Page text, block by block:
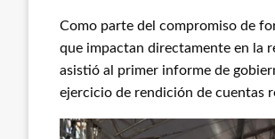
Como parte del compromiso de
que impactan directamente en la
asistió al primer informe de
ejercicio de rendición de cuentas